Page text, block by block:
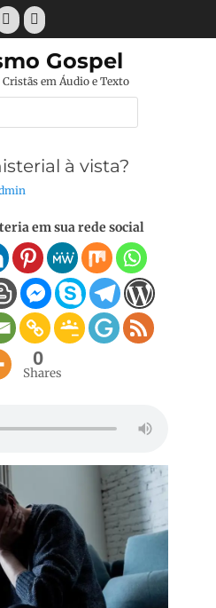
Facebook
E-
mail
Gospel
em Áudio e Texto
à vista?
em sua rede social
0
Shares